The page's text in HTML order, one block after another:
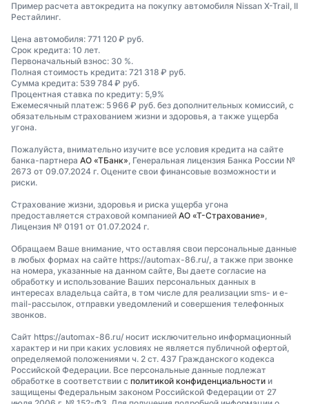
Пример расчета автокредита на покупку автомобиля Nissan X-Trail, II
Рестайлинг.
Цена автомобиля: 771 120 ₽ руб.
Срок кредита: 10 лет.
Первоначальный взнос: 30 %.
Полная стоимость кредита: 721 318 ₽ руб.
Сумма кредита: 539 784 ₽ руб.
Процентная ставка по кредиту: 5,9%
Ежемесячный платеж: 5 966 ₽ руб. без дополнительных комиссий, с
обязательным страхованием жизни и здоровья, а также ущерба
угона.
Пожалуйста, внимательно изучите все условия кредита на сайте
банка-партнера АО «ТБанк», Генеральная лицензия Банка России №
2673 от 09.07.2024 г. Оцените свои финансовые возможности и
риски.
Страхование жизни, здоровья и риска ущерба угона
предоставляется страховой компанией АО «Т-Страхование»,
Лицензия № 0191 от 01.07.2024 г.
Обращаем Ваше внимание, что оставляя свои персональные данные
в любых формах на сайте https://automax-86.ru/, а также при звонке
на номера, указанные на данном сайте, Вы даете согласие на
обработку и использование Ваших персональных данных в
интересах владельца сайта, в том числе для реализации sms- и e-
mail-рассылок, отправки уведомлений и совершения телефонных
звонков.
Сайт https://automax-86.ru/ носит исключительно информационный
характер и ни при каких условиях не является публичной офертой,
определяемой положениями ч. 2 ст. 437 Гражданского кодекса
Российской Федерации. Все персональные данные подлежат
обработке в соответствии с политикой конфиденциальности и
защищены Федеральным законом Российской Федерации от 27